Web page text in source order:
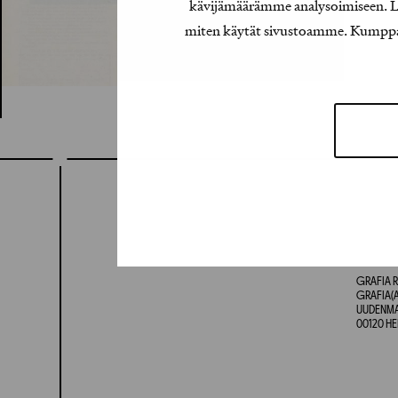
kävijämäärämme analysoimiseen.
miten käytät sivustoamme.
GRAFIA
00120